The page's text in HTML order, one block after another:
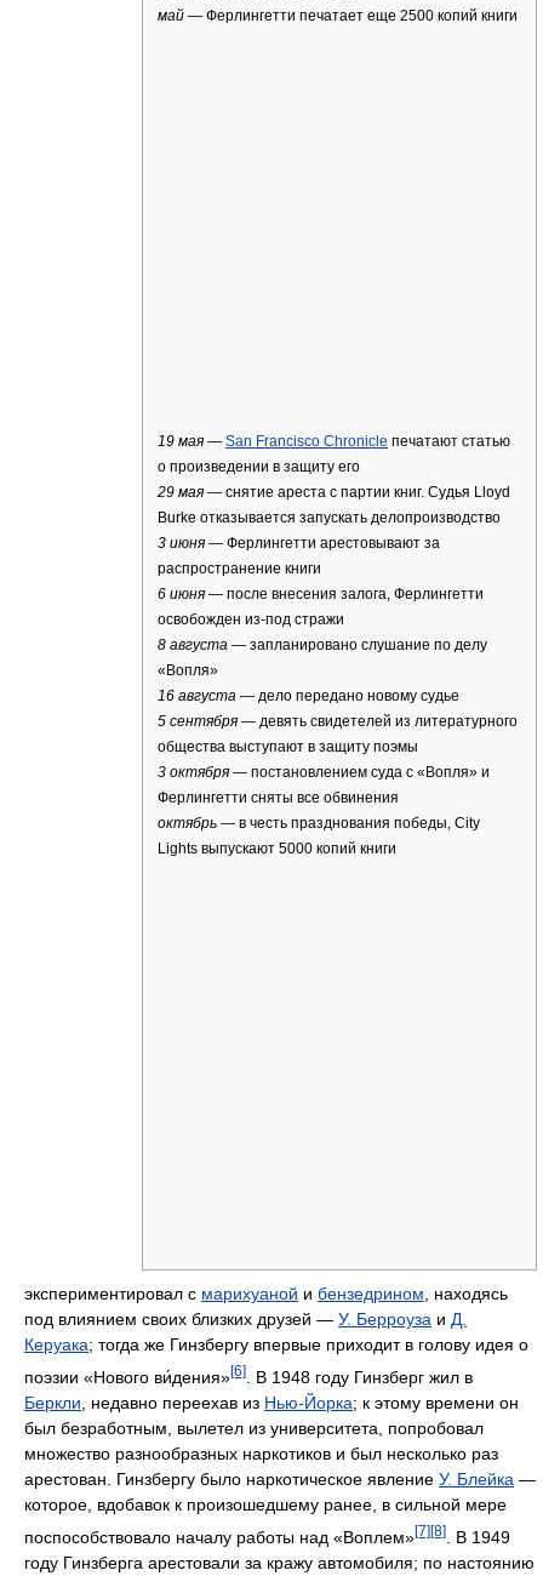
май — Ферлингетти печатает еще 2500 копий книги
19 мая — San Francisco Chronicle печатают статью
о произведении в защиту его
29 мая — снятие ареста с партии книг. Судья Lloyd
Burke отказывается запускать делопроизводство
3 июня — Ферлингетти арестовывают за
распространение книги
6 июня — после внесения залога, Ферлингетти
освобожден из-под стражи
8 августа — запланировано слушание по делу
«Вопля»
16 августа — дело передано новому судье
5 сентября — девять свидетелей из литературного
общества выступают в защиту поэмы
3 октября — постановлением суда с «Вопля» и
Ферлингетти сняты все обвинения
октябрь — в честь празднования победы, City
Lights выпускают 5000 копий книги
экспериментировал с марихуаной и бензедрином, находясь
под влиянием своих близких друзей — У. Берроуза и Д.
Керуака; тогда же Гинзбергу впервые приходит в голову идея о
поэзии «Нового ви́дения»[6]
. В 1948 году Гинзберг жил в
Беркли , недавно переехав из Нью-Йорка; к этому времени он
был безработным, вылетел из университета, попробовал
множество разнообразных наркотиков и был несколько раз
арестован. Гинзбергу было наркотическое явление У. Блейка —
которое, вдобавок к произошедшему ранее, в сильной мере
поспособствовало началу работы над «Воплем»[7][8]
. В 1949
году Гинзберга арестовали за кражу автомобиля; по настоянию